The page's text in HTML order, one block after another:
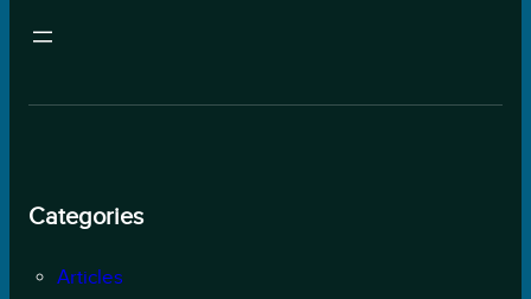
Categories
Articles